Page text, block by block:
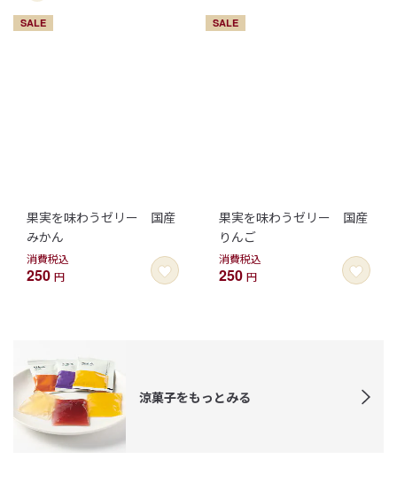
SALE
果実を味わうゼリー 国産
みかん
消費税込
250 円
SALE
果実を味わうゼリー 国産
りんご
消費税込
250 円
涼菓子をもっとみる